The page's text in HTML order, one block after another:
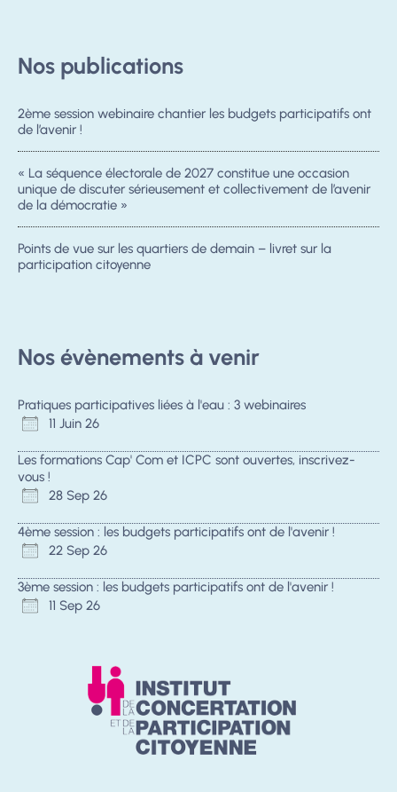
Nos publications
2ème session webinaire chantier les budgets participatifs ont
de l’avenir !
« La séquence électorale de 2027 constitue une occasion
unique de discuter sérieusement et collectivement de l’avenir
de la démocratie »
Points de vue sur les quartiers de demain – livret sur la
participation citoyenne
Nos évènements à venir
Pratiques participatives liées à l'eau : 3 webinaires
11 Juin 26
Les formations Cap' Com et ICPC sont ouvertes, inscrivez-
vous !
28 Sep 26
4ème session : les budgets participatifs ont de l'avenir !
22 Sep 26
3ème session : les budgets participatifs ont de l'avenir !
11 Sep 26